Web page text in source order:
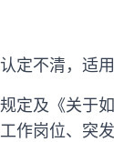
定不清，适用
定及《关于
作岗位、突